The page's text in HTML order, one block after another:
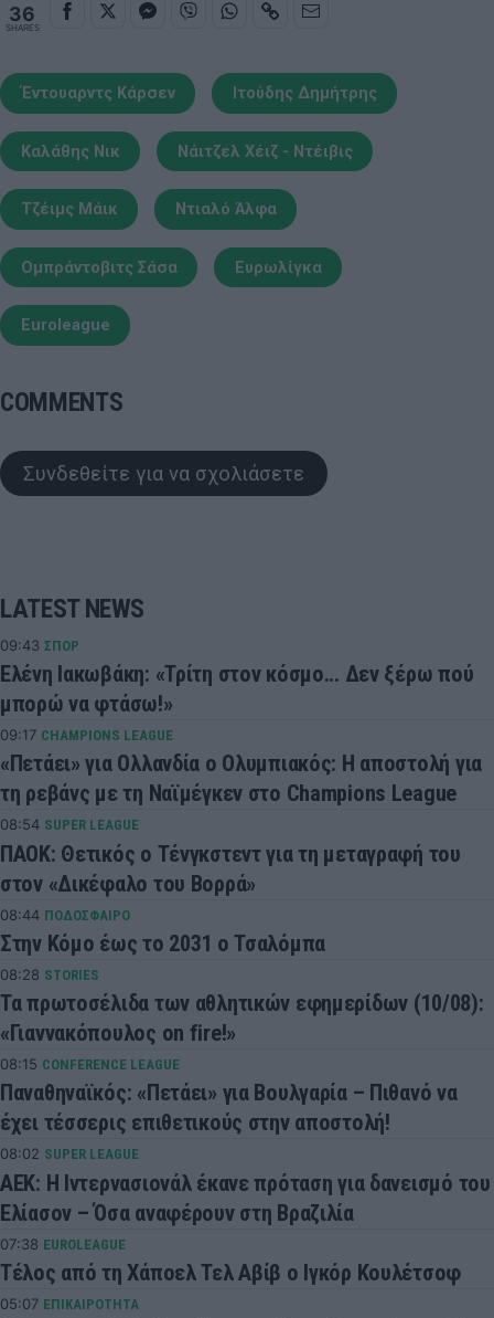
36
SHARES
Έντουαρντς Κάρσεν Ιτούδης Δημήτρης
Καλάθης Νικ Νάιτζελ Χέιζ - Ντέιβις
Τζέιμς Μάικ Ντιαλό Άλφα
Ομπράντοβιτς Σάσα Ευρωλίγκα
Euroleague
COMMENTS
Συνδεθείτε για να σχολιάσετε
LATEST NEWS
09:43 ΣΠΟΡ
Ελένη Ιακωβάκη: «Τρίτη στον κόσμο... Δεν ξέρω πού
μπορώ να φτάσω!»
09:17 CHAMPIONS LEAGUE
«Πετάει» για Ολλανδία ο Ολυμπιακός: Η αποστολή για
τη ρεβάνς με τη Ναϊμέγκεν στο Champions League
08:54 SUPER LEAGUE
ΠΑΟΚ: Θετικός ο Τένγκστεντ για τη μεταγραφή του
στον «Δικέφαλο του Βορρά»
08:44 ΠΟΔΟΣΦΑΙΡΟ
Στην Κόμο έως το 2031 ο Τσαλόμπα
08:28 STORIES
Τα πρωτοσέλιδα των αθλητικών εφημερίδων (10/08):
«Γιαννακόπουλος on fire!»
08:15 CONFERENCE LEAGUE
Παναθηναϊκός: «Πετάει» για Βουλγαρία – Πιθανό να
έχει τέσσερις επιθετικούς στην αποστολή!
08:02 SUPER LEAGUE
ΑΕΚ: Η Ιντερνασιονάλ έκανε πρόταση για δανεισμό του
Ελίασον – Όσα αναφέρουν στη Βραζιλία
07:38 EUROLEAGUE
Τέλος από τη Χάποελ Τελ Αβίβ ο Ιγκόρ Κουλέτσοφ
05:07 ΕΠΙΚΑΙΡΟΤΗΤΑ